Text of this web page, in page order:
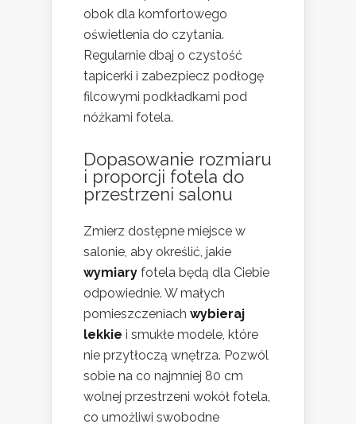
obok dla komfortowego
oświetlenia do czytania.
Regularnie dbaj o czystość
tapicerki i zabezpiecz podłogę
filcowymi podkładkami pod
nóżkami fotela.
Dopasowanie rozmiaru
i proporcji fotela do
przestrzeni salonu
Zmierz dostępne miejsce w
salonie, aby określić, jakie
wymiary fotela będą dla Ciebie
odpowiednie. W małych
pomieszczeniach wybieraj
lekkie i smukłe modele, które
nie przytłoczą wnętrza. Pozwól
sobie na co najmniej 80 cm
wolnej przestrzeni wokół fotela,
co umożliwi swobodne